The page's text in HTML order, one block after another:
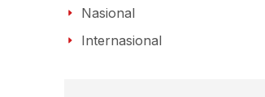
Nasional
Internasional